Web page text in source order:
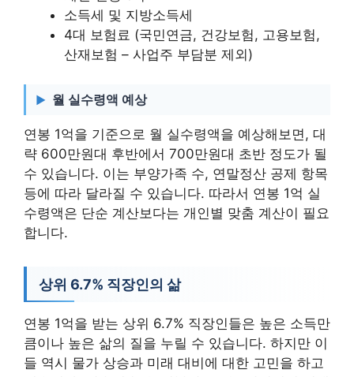
소득세 및 지방소득세
4대 보험료 (국민연금, 건강보험, 고용보험,
산재보험 – 사업주 부담분 제외)
월 실수령액 예상
연봉 1억을 기준으로 월 실수령액을 예상해보면, 대
략 600만원대 후반에서 700만원대 초반 정도가 될
수 있습니다. 이는 부양가족 수, 연말정산 공제 항목
등에 따라 달라질 수 있습니다. 따라서 연봉 1억 실
수령액은 단순 계산보다는 개인별 맞춤 계산이 필요
합니다.
상위 6.7% 직장인의 삶
연봉 1억을 받는 상위 6.7% 직장인들은 높은 소득만
큼이나 높은 삶의 질을 누릴 수 있습니다. 하지만 이
들 역시 물가 상승과 미래 대비에 대한 고민을 하고